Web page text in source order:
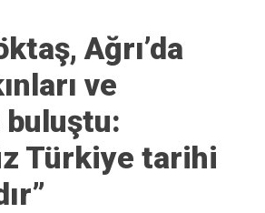
Ağrı’da
ve
Türkiye tarihi